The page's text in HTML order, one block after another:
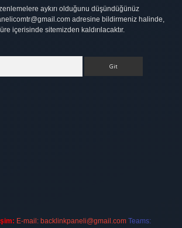
aykırı olduğunu düşündüğünüz
adresine bildirmeniz halinde,
içerisinde sitemizden kaldırılacaktır.
E-mail: backlinkpaneli@gmail.com Teams: